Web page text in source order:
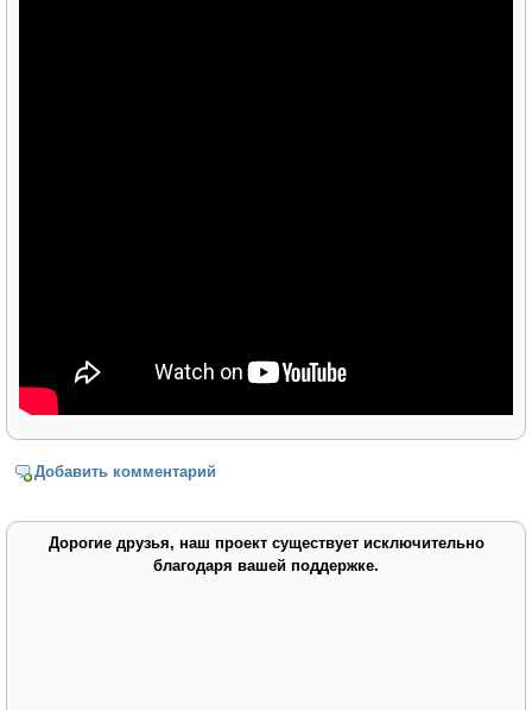
Добавить комментарий
Дорогие друзья, наш проект существует исключительно
благодаря вашей поддержке.